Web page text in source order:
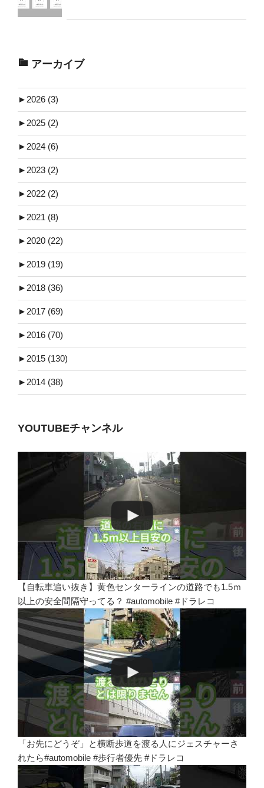
アーカイブ
► 2026 (3)
► 2025 (2)
► 2024 (6)
► 2023 (2)
► 2022 (2)
► 2021 (8)
► 2020 (22)
► 2019 (19)
► 2018 (36)
► 2017 (69)
► 2016 (70)
► 2015 (130)
► 2014 (38)
YOUTUBEチャンネル
【自転車追い抜き】黄色センターラインの道路でも1.5ｍ
以上の安全間隔守ってる？ #automobile #ドラレコ
「お先にどうぞ」と横断歩道を渡る人にジェスチャーさ
れたら#automobile #歩行者優先 #ドラレコ